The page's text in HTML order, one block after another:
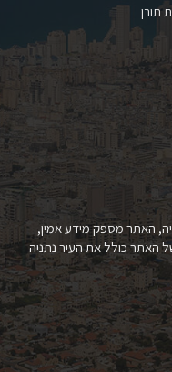
תורן
האתר מספק מידע אמין,
של האתר כולל את העיר נתניה